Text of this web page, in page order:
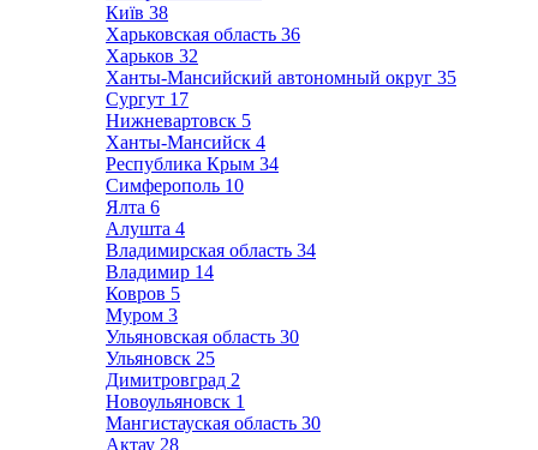
Київ 38
Харьковская область 36
Харьков 32
Ханты-Мансийский автономный округ 35
Сургут 17
Нижневартовск 5
Ханты-Мансийск 4
Республика Крым 34
Симферополь 10
Ялта 6
Алушта 4
Владимирская область 34
Владимир 14
Ковров 5
Муром 3
Ульяновская область 30
Ульяновск 25
Димитровград 2
Новоульяновск 1
Мангистауская область 30
Актау 28